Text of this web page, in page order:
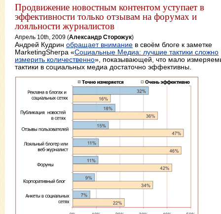
Продвижение новостным контентом уступает в
эффективности только отзывам на форумах и
лояльности журналистов
Апрель 10th, 2009 (Александр Сторожук)
Андрей Кудрин обращает внимание в своём блоге к заметке
MarketingSherpa «Социальные Медиа: лучшие тактики сложно
измерить количественно», показывающей, что мало
тактики в социальных медиа достаточно эффективны.